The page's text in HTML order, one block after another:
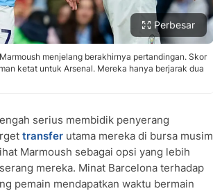
Perbesar
menjelang berakhirnya pertandingan. Skor
ketat untuk Arsenal. Mereka hanya berjarak dua
serius membidik penyerang
transfer utama mereka di bursa musim
Marmoush sebagai opsi yang lebih
mereka. Minat Barcelona terhadap
pemain mendapatkan waktu bermain